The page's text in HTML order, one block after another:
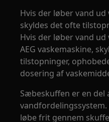
Hvis der løber vand
skyldes det ofte
Hvis der løber vand
AEG vaskemaskine,
tilstopninger,
dosering af
Sæbeskuffen er en del
løbe frit gennem